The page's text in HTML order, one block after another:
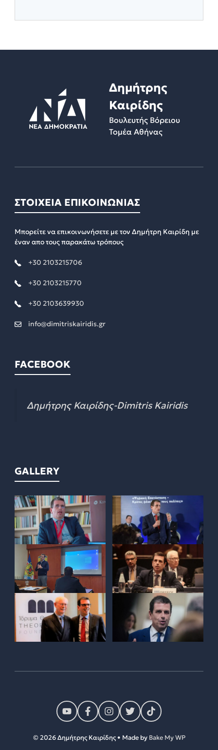
Δημήτρης
Καιρίδης
Βουλευτής Βόρειου
Τομέα Αθήνας
ΣΤΟΙΧΕΙΑ ΕΠΙΚΟΙΝΩΝΙΑΣ
Μπορείτε να επικοινωνήσετε με τον Δημήτρη Καιρίδη με
έναν απο τους παρακάτω τρόπους
+30 2103215706
+30 2103215770
+30 2103639930
info@dimitriskairidis.gr
FACEBOOK
Δημήτρης Καιρίδης-Dimitris Kairidis
GALLERY
© 2026 Δημήτρης Καιρίδης • Made by Bake My WP